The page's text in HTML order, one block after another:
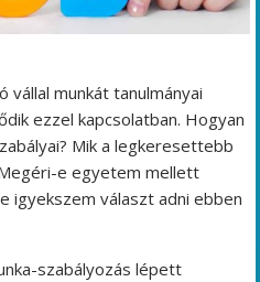
vállal munkát tanulmányai
ezzel kapcsolatban. Hogyan
Mik a legkeresettebb
e egyetem mellett
igyekszem választ adni ebben
szabályozás lépett